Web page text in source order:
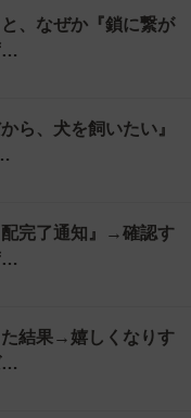
、なぜか『鎖に繋が
…
ら、犬を飼いたい』
完了通知』→確認す
…
結果→嬉しくなりす
…